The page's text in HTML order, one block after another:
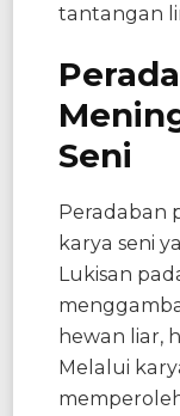
tantangan
Seni
Peradaban
karya seni
Lukisan
hewan liar,
Melalui